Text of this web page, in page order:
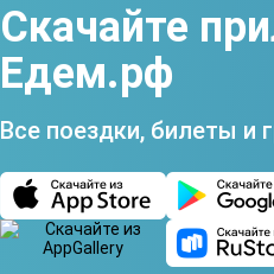
Скачайте
Едем.рф
Все поездки, билеты и